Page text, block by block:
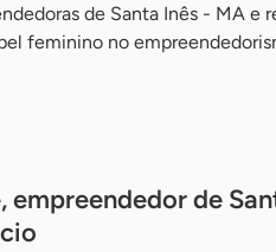
de Santa Inês - MA e
feminino no
empreendedor de